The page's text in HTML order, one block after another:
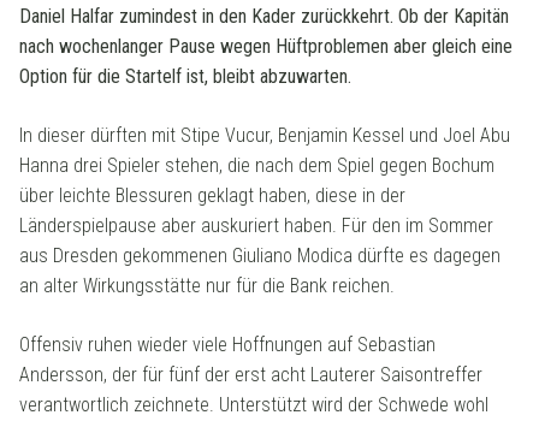
Daniel Halfar zumindest in den Kader zurückkehrt. Ob der Kapitän
nach wochenlanger Pause wegen Hüftproblemen aber gleich eine
Option für die Startelf ist, bleibt abzuwarten.
In dieser dürften mit Stipe Vucur, Benjamin Kessel und Joel Abu
Hanna drei Spieler stehen, die nach dem Spiel gegen Bochum
über leichte Blessuren geklagt haben, diese in der
Länderspielpause aber auskuriert haben. Für den im Sommer
aus Dresden gekommenen Giuliano Modica dürfte es dagegen
an alter Wirkungsstätte nur für die Bank reichen.
Offensiv ruhen wieder viele Hoffnungen auf Sebastian
Andersson, der für fünf der erst acht Lauterer Saisontreffer
verantwortlich zeichnete. Unterstützt wird der Schwede wohl